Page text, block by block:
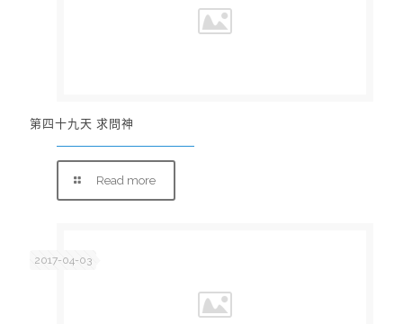
第四十九天 求問神
Read more
2017-04-03